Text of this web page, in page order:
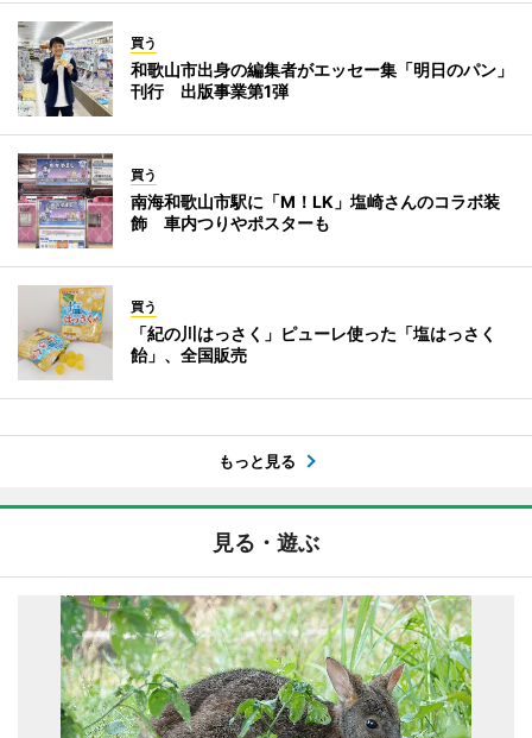
買う
和歌山市出身の編集者がエッセー集「明日のパン」
刊行 出版事業第1弾
買う
南海和歌山市駅に「M！LK」塩崎さんのコラボ装
飾 車内つりやポスターも
買う
「紀の川はっさく」ピューレ使った「塩はっさく
飴」、全国販売
もっと見る
見る・遊ぶ